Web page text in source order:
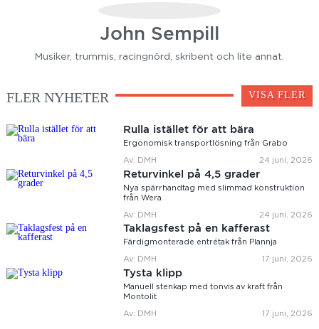
John Sempill
Musiker, trummis, racingnörd, skribent och lite annat.
FLER NYHETER VISA FLER
Rulla istället för att bära
Ergonomisk transportlösning från Grabo
Av: DMH 24 juni, 2026
Returvinkel på 4,5 grader
Nya spärrhandtag med slimmad konstruktion
från Wera
Av: DMH 24 juni, 2026
Taklagsfest på en kafferast
Färdigmonterade entrétak från Plannja
Av: DMH 17 juni, 2026
Tysta klipp
Manuell stenkap med tonvis av kraft från
Montolit
Av: DMH 17 juni, 2026